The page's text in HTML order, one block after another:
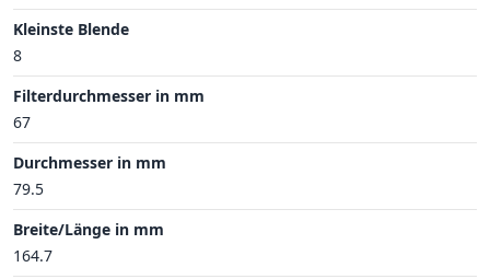
Kleinste Blende
8
Filterdurchmesser in mm
67
Durchmesser in mm
79.5
Breite/Länge in mm
164.7